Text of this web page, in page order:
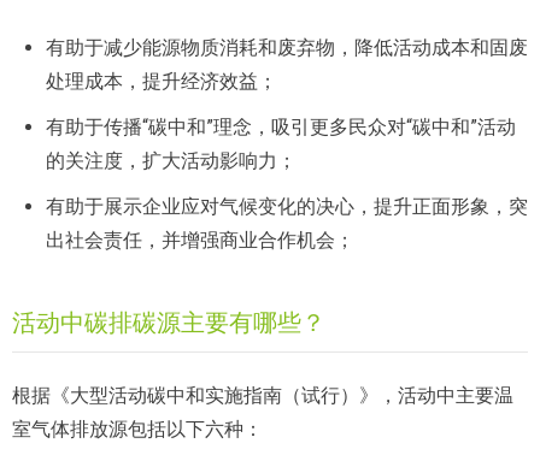
有助于减少能源物质消耗和废弃物，降低活动成本和固废
处理成本，提升经济效益；
有助于传播“碳中和”理念，吸引更多民众对“碳中和”活动
的关注度，扩大活动影响力；
有助于展示企业应对气候变化的决心，提升正面形象，突
出社会责任，并增强商业合作机会；
活动中碳排碳源主要有哪些？
根据《大型活动碳中和实施指南（试行）》，活动中主要温
室气体排放源包括以下六种：